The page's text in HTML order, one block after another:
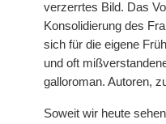
verzerrtes Bild. Das
Konsolidierung des
sich für die eigene
und oft
galloroman. Autoren,
Soweit wir heute